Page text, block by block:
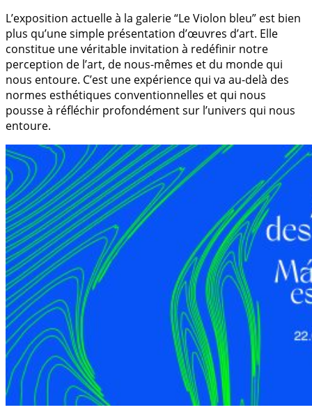
L’exposition actuelle à la galerie “Le Violon bleu” est bien
plus qu’une simple présentation d’œuvres d’art. Elle
constitue une véritable invitation à redéfinir notre
perception de l’art, de nous-mêmes et du monde qui
nous entoure. C’est une expérience qui va au-delà des
normes esthétiques conventionnelles et qui nous
pousse à réfléchir profondément sur l’univers qui nous
entoure.